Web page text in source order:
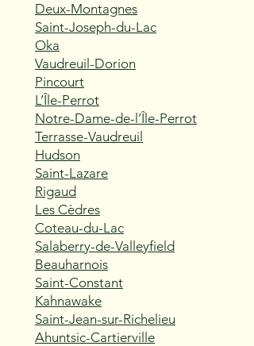
Deux-Montagnes
Saint-Joseph-du-Lac
Oka
Vaudreuil-Dorion
Pincourt
L’Île-Perrot
Notre-Dame-de-l’Île-Perrot
Terrasse-Vaudreuil
Hudson
Saint-Lazare
Rigaud
Les Cèdres
Coteau-du-Lac
Salaberry-de-Valleyfield
Beauharnois
Saint-Constant
Kahnawake
Saint-Jean-sur-Richelieu
Ahuntsic-Cartierville